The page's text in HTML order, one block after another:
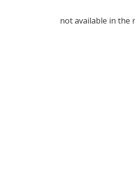
not available in the